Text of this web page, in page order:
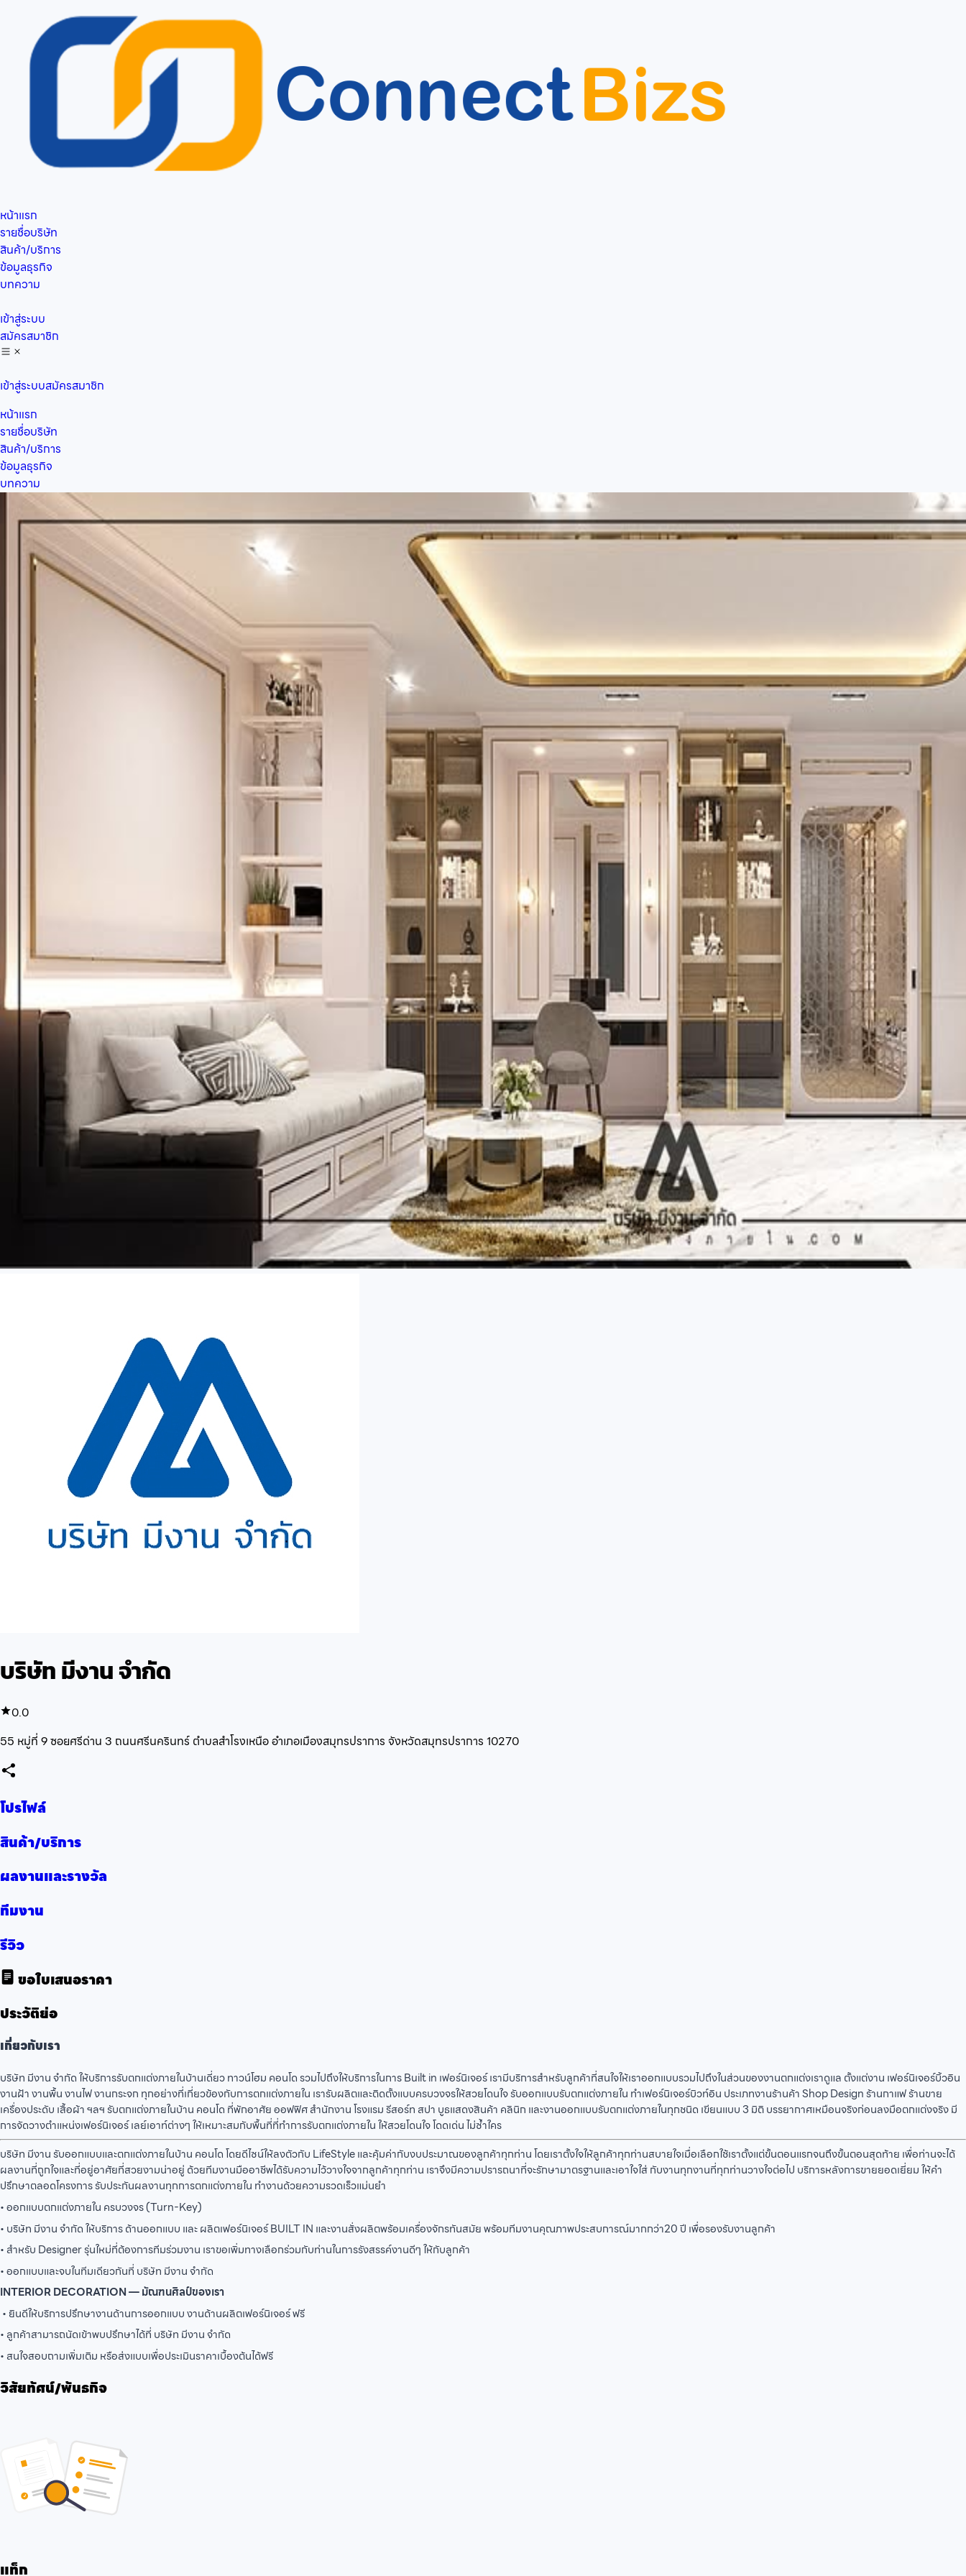
หน้าแรก
รายชื่อบริษัท
สินค้า/บริการ
ข้อมูลธุรกิจ
บทความ
เข้าสู่ระบบ
สมัครสมาชิก
เข้าสู่ระบบสมัครสมาชิก
หน้าแรก
รายชื่อบริษัท
สินค้า/บริการ
ข้อมูลธุรกิจ
บทความ
บริษัท มีงาน จำกัด
0.0
55 หมู่ที่ 9 ซอยศรีด่าน 3 ถนนศรีนครินทร์ ตำบลสำโรงเหนือ อำเภอเมืองสมุทรปราการ จังหวัดสมุทรปราการ 10270
โปรไฟล์
สินค้า/บริการ
ผลงานและรางวัล
ทีมงาน
รีวิว
ขอใบเสนอราคา
ประวัติย่อ
เกี่ยวกับเรา
บริษัท มีงาน จำกัด ให้บริการรับตกแต่งภายในบ้านเดี่ยว ทาวน์โฮม คอนโด รวมไปถึงให้บริการในการ Built in เฟอร์นิเจอร์ เรามีบริการสำหรับลูกค้าที่สนใจให้เราออกแบบรวมไปถึงในส่วนของงานตกแต่งเราดูแล ตั้งแต่งาน เฟอร์นิเจอร์บิ้วอิน
งานฝ้า งานพื้น งานไฟ งานกระจก ทุกอย่างที่เกี่ยวข้องกับการตกแต่งภายใน เรารับผลิตและติดตั้งแบบครบวงจรให้สวยโดนใจ รับออกแบบรับตกแต่งภายใน ทำเฟอร์นิเจอร์บิวท์อิน ประเภทงานร้านค้า Shop Design ร้านกาแฟ ร้านขาย
เครื่องประดับ เสื้อผ้า ฯลฯ รับตกแต่งภายในบ้าน คอนโด ที่พักอาศัย ออฟฟิศ สำนักงาน โรงแรม รีสอร์ท สปา บูธแสดงสินค้า คลินิก และงานออกแบบรับตกแต่งภายในทุกชนิด เขียนแบบ 3 มิติ บรรยากาศเหมือนจริงก่อนลงมือตกแต่งจริง มี
การจัดวางตำแหน่งเฟอร์นิเจอร์ เลย์เอาท์ต่างๆ ให้เหมาะสมกับพื้นที่ที่ทำการรับตกแต่งภายใน ให้สวยโดนใจ โดดเด่น ไม่ซ้ำใคร
บริษัท มีงาน รับออกแบบและตกแต่งภายในบ้าน คอนโด โดยดีไซน์ให้ลงตัวกับ LifeStyle และคุ้มค่ากับงบประมาณของลูกค้าทุกท่าน โดยเราตั้งใจให้ลูกค้าทุกท่านสบายใจเมื่อเลือกใช้เราตั้งแต่ขั้นตอนแรกจนถึงขั้นตอนสุดท้าย เพื่อท่านจะได้
ผลงานที่ถูกใจและที่อยู่อาศัยที่สวยงามน่าอยู่ ด้วยทีมงานมืออาชีพได้รับความไว้วางใจจากลูกค้าทุกท่าน เราจึงมีความปรารถนาที่จะรักษามาตรฐานและเอาใจใส่ กับงานทุกงานที่ทุกท่านวางใจต่อไป บริการหลังการขายยอดเยี่ยม ให้คำ
ปรึกษาตลอดโครงการ รับประกันผลงานทุกการตกแต่งภายใน ทำงานด้วยความรวดเร็วแม่นยำ
• ออกแบบตกแต่งภายใน ครบวงจร (Turn-Key)
• บริษัท มีงาน จำกัด ให้บริการ ด้านออกแบบ และ ผลิตเฟอร์นิเจอร์ BUILT IN และงานสั่งผลิตพร้อมเครื่องจักรทันสมัย พร้อมทีมงานคุณภาพประสบการณ์มากกว่า20 ปี เพื่อรองรับงานลูกค้า
• สำหรับ Designer รุ่นใหม่ที่ต้องการทีมร่วมงาน เราขอเพิ่มทางเลือกร่วมกับท่านในการรังสรรค์งานดีๆ ให้กับลูกค้า
• ออกแบบและจบในทีมเดียวกันที่ บริษัท มีงาน จำกัด
INTERIOR DECORATION — มัณฑนศิลป์ของเรา
• ยินดีให้บริการปรึกษางานด้านการออกแบบ งานด้านผลิตเฟอร์นิเจอร์ ฟรี
• ลูกค้าสามารถนัดเข้าพบปรึกษาได้ที่ บริษัท มีงาน จำกัด
• สนใจสอบถามเพิ่มเติม หรือส่งแบบเพื่อประเมินราคาเบื้องต้นได้ฟรี
วิสัยทัศน์/พันธกิจ
แท็ก